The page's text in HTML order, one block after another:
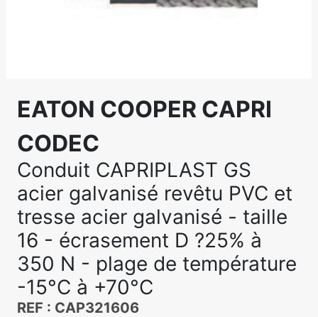
EATON COOPER CAPRI
CODEC
Conduit CAPRIPLAST GS
acier galvanisé revêtu PVC et
tresse acier galvanisé - taille
16 - écrasement D ?25% à
350 N - plage de température
-15°C à +70°C
REF : CAP321606